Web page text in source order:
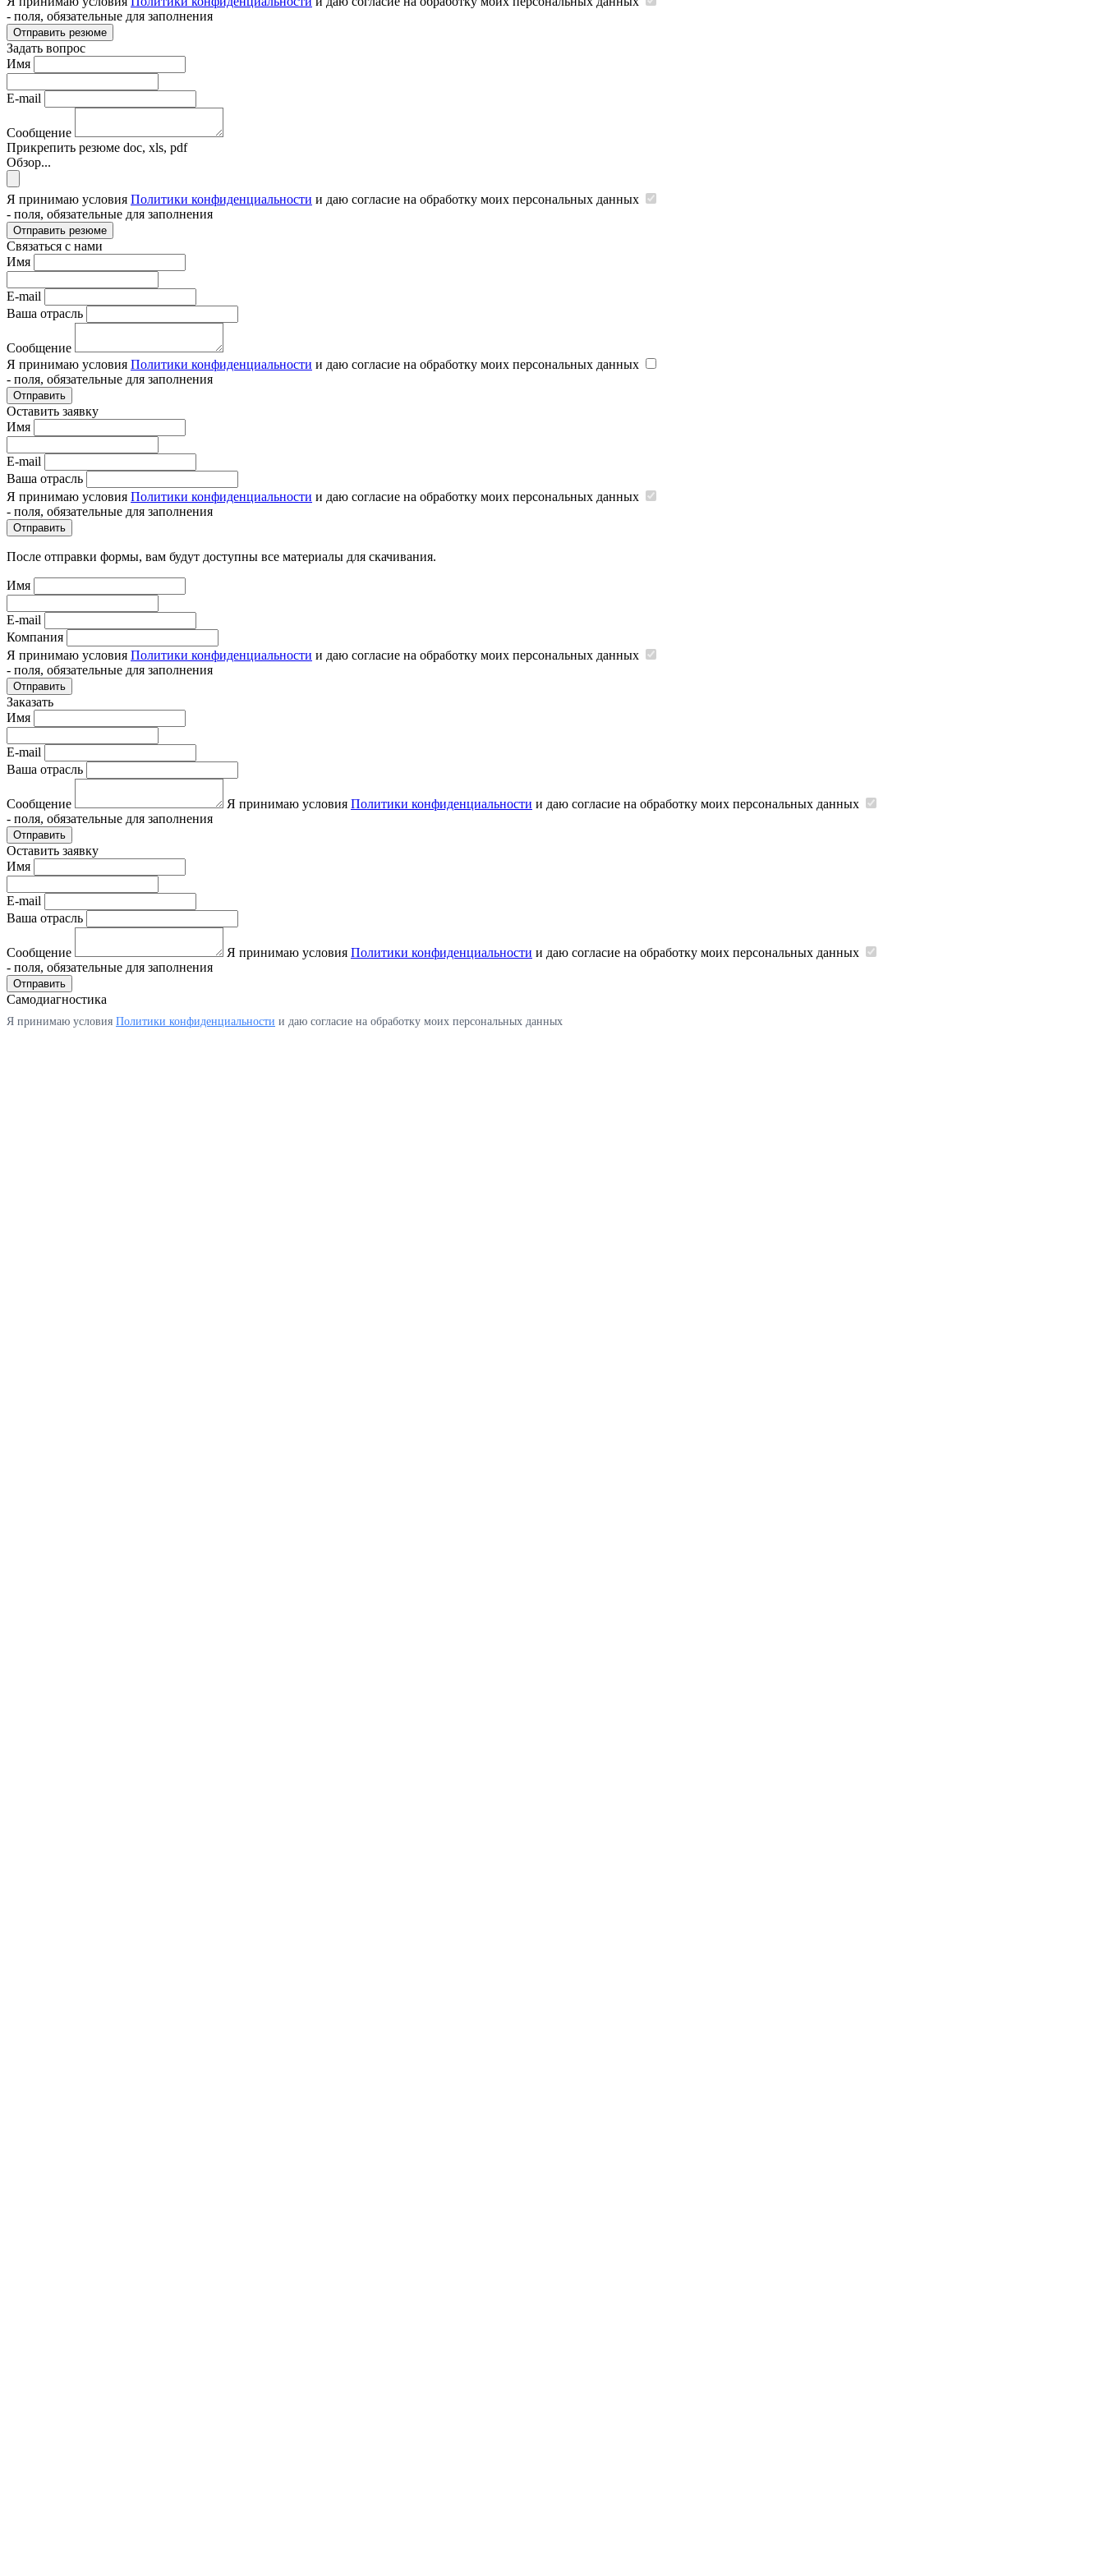
- поля, обязательные для заполнения
Отправить резюме
Задать вопрос
Имя
E-mail
Сообщение
Прикрепить резюме doc, xls, pdf
Обзор...
Я принимаю условия Политики конфиденциальности и даю согласие на обработку моих персональных данных
- поля, обязательные для заполнения
Отправить резюме
Связаться с нами
Имя
E-mail
Ваша отрасль
Сообщение
Я принимаю условия Политики конфиденциальности и даю согласие на обработку моих персональных данных
- поля, обязательные для заполнения
Отправить
Оставить заявку
Имя
E-mail
Ваша отрасль
Я принимаю условия Политики конфиденциальности и даю согласие на обработку моих персональных данных
- поля, обязательные для заполнения
Отправить
После отправки формы, вам будут доступны все материалы для скачивания.
Имя
E-mail
Компания
Я принимаю условия Политики конфиденциальности и даю согласие на обработку моих персональных данных
- поля, обязательные для заполнения
Отправить
Заказать
Имя
E-mail
Ваша отрасль
Сообщение Я принимаю условия Политики конфиденциальности и даю согласие на обработку моих персональных данных
- поля, обязательные для заполнения
Отправить
Оставить заявку
Имя
E-mail
Ваша отрасль
Сообщение Я принимаю условия Политики конфиденциальности и даю согласие на обработку моих персональных данных
- поля, обязательные для заполнения
Отправить
Самодиагностика
Я принимаю условия Политики конфиденциальности и даю согласие на обработку моих персональных данных